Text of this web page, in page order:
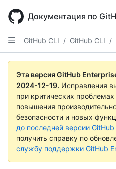
main
content
Документация по
GitHub CLI / GitHub CLI /
Эта версия GitHub
2024-12-19. Исправления
при критических
повышения
безопасности и новых
до последней версии
получить справку по
службу поддержки GitHub